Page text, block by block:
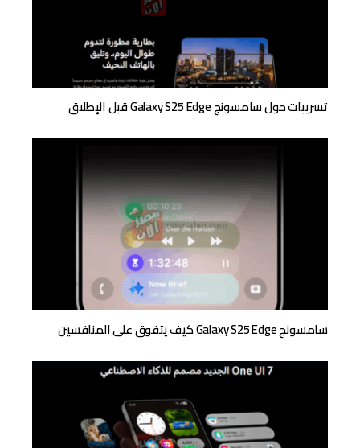
تسريبات حول سامسونج Galaxy S25 Edge قبل الإطلاق
سامسونج Galaxy S25 Edge كيف يتفوق على المنافسين